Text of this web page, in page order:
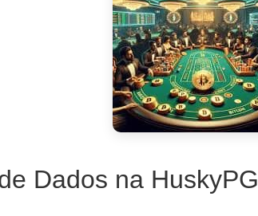
Dados na HuskyPG